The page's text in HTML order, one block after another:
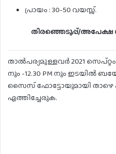
പ്രായം : 30-50 വയസ്സ്.
തിരഞ്ഞെടുപ്പ്/അപേക്ഷ
താൽപര്യമുള്ളവർ 2021
നും -12.30 PM നും ഇടയിൽ
സൈസ് ഫോട്ടോയുമായി താഴെ
എത്തിച്ചേരുക.